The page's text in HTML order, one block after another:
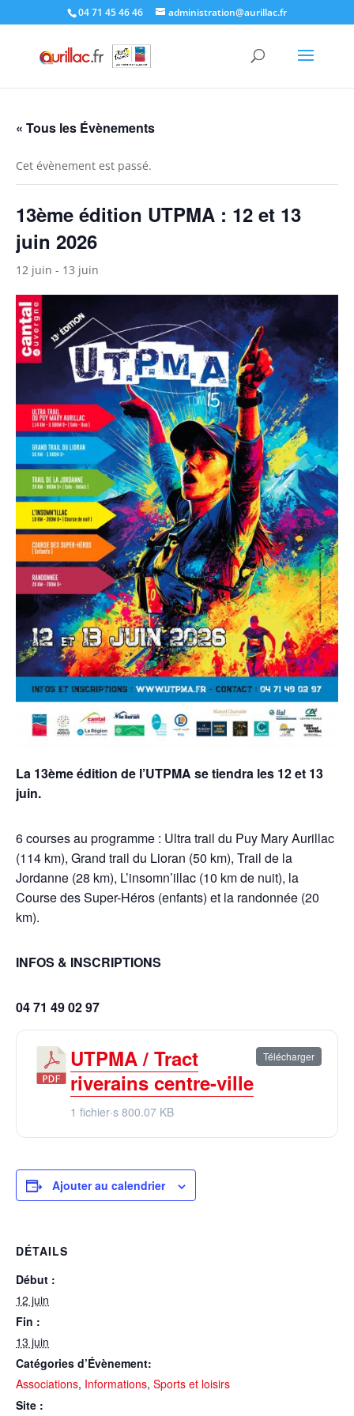
04 71 45 46 46 administration@aurillac.fr
« Tous les Évènements
Cet évènement est passé.
13ème édition UTPMA : 12 et 13
juin 2026
12 juin - 13 juin
La 13ème édition de l’UTPMA se tiendra les 12 et 13
juin.
6 courses au programme : Ultra trail du Puy Mary Aurillac
(114 km), Grand trail du Lioran (50 km), Trail de la
Jordanne (28 km), L’insomn’illac (10 km de nuit), la
Course des Super-Héros (enfants) et la randonnée (20
km).
INFOS & INSCRIPTIONS
04 71 49 02 97
UTPMA / Tract
riverains centre-ville
1 fichier·s 800.07 KB
Télécharger
Ajouter au calendrier
DÉTAILS
Début :
12 juin
Fin :
13 juin
Catégories d’Évènement:
Associations, Informations, Sports et loisirs
Site :